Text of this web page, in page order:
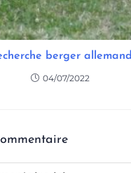
berger allemand
04/07/2022